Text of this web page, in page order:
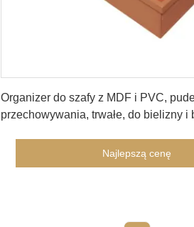
Organizer do szafy z MDF i PVC,
przechowywania, trwałe, do bielizny i
Najlepszą cenę